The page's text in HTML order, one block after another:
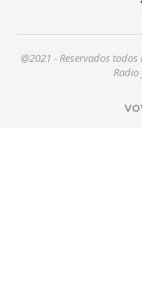
@2021 - Reservados
Radio